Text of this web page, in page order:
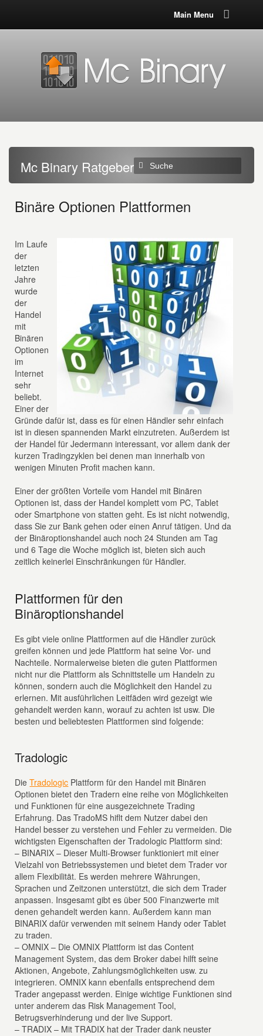
Main Menu
Mc Binary Ratgeber
Binäre Optionen Plattformen
Im Laufe
der
letzten
Jahre
wurde
der
Handel
mit
Binären
Optionen
im
Internet
sehr
beliebt.
Einer der
Gründe dafür ist, dass es für einen Händler sehr einfach
ist in diesen spannenden Markt einzutreten. Außerdem ist
der Handel für Jedermann interessant, vor allem dank der
kurzen Tradingzyklen bei denen man innerhalb von
wenigen Minuten Profit machen kann.
Einer der größten Vorteile vom Handel mit Binären
Optionen ist, dass der Handel komplett vom PC, Tablet
oder Smartphone von statten geht. Es ist nicht notwendig,
dass Sie zur Bank gehen oder einen Anruf tätigen. Und da
der Binäroptionshandel auch noch 24 Stunden am Tag
und 6 Tage die Woche möglich ist, bieten sich auch
zeitlich keinerlei Einschränkungen für Händler.
Plattformen für den
Binäroptionshandel
Es gibt viele online Plattformen auf die Händler zurück
greifen können und jede Plattform hat seine Vor- und
Nachteile. Normalerweise bieten die guten Plattformen
nicht nur die Plattform als Schnittstelle um Handeln zu
können, sondern auch die Möglichkeit den Handel zu
erlernen. Mit ausführlichen Leitfäden wird gezeigt wie
gehandelt werden kann, worauf zu achten ist usw. Die
besten und beliebtesten Plattformen sind folgende:
Tradologic
DieTradologic Plattform für den Handel mit Binären
Optionen bietet den Tradern eine reihe von Möglichkeiten
und Funktionen für eine ausgezeichnete Trading
Erfahrung. Das TradoMS hiflt dem Nutzer dabei den
Handel besser zu verstehen und Fehler zu vermeiden. Die
wichtigsten Eigenschaften der Tradologic Plattform sind:
– BINARIX – Dieser Multi-Browser funktioniert mit einer
Vielzahl von Betriebssystemen und bietet dem Trader vor
allem Flexibilität. Es werden mehrere Währungen,
Sprachen und Zeitzonen unterstützt, die sich dem Trader
anpassen. Insgesamt gibt es über 500 Finanzwerte mit
denen gehandelt werden kann. Außerdem kann man
BINARIX dafür verwenden mit seinem Handy oder Tablet
zu traden.
– OMNIX – Die OMNIX Plattform ist das Content
Management System, das dem Broker dabei hilft seine
Aktionen, Angebote, Zahlungsmöglichkeiten usw. zu
integrieren. OMNIX kann ebenfalls entsprechend dem
Trader angepasst werden. Einige wichtige Funktionen sind
unter anderem das Risk Management Tool,
Betrugsverhinderung und der live Support.
– TRADIX – Mit TRADIX hat der Trader dank neuster